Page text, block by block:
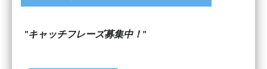
キャッチフレーズ募集中！